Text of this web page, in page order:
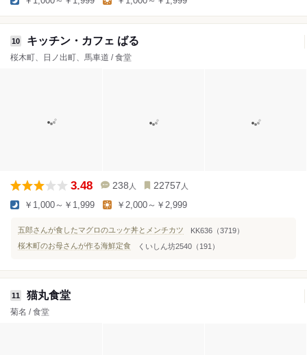
10 キッチン・カフェ ばる
桜木町、日ノ出町、馬車道 / 食堂
3.48 238 人 22757 人
￥1,000～￥1,999 ￥2,000～￥2,999
五郎さんが食したマグロのユッケ丼とメンチカツ
KK636（3719）
桜木町のお母さんが作る海鮮定食
くいしん坊2540（191）
11 猫丸食堂
菊名 / 食堂